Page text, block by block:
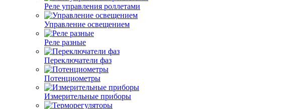
Реле управления роллетами
Управление освещением
Реле разные
Переключатели фаз
Потенциометры
Измерительные приборы